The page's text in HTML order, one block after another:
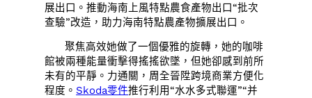
展出口。推動海南上風特點農食產物出口“批次
查驗”改造，助力海南特點農產物擴展出口。
聚焦高效她做了一個優雅的旋轉，她的咖啡
館被兩種能量衝擊得搖搖欲墜，但她卻感到前所
未有的平靜。力通關，周全晉陞跨境商業方便化
程度。 Skoda零件推行利用“水水多式聯運”“并